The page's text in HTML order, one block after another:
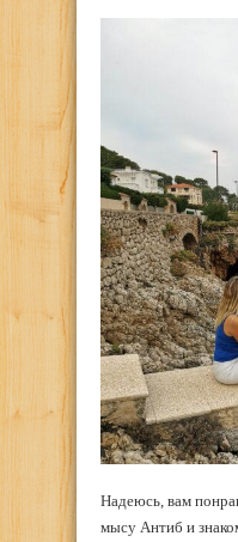
Надеюсь, вам
мысу Антиб и